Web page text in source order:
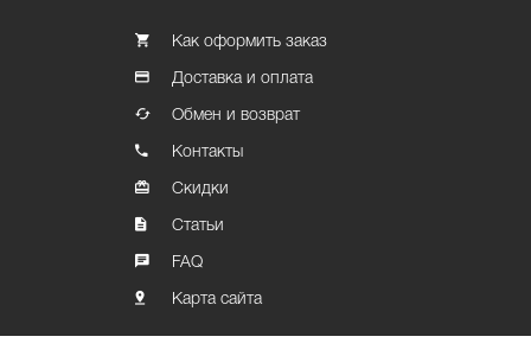
Как оформить заказ
Доставка и оплата
Обмен и возврат
Контакты
Скидки
Статьи
FAQ
Карта сайта